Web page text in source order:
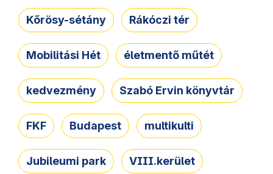
Kőrösy-sétány Rákóczi tér
Mobilitási Hét életmentő műtét
kedvezmény Szabó Ervin könyvtár
FKF Budapest multikulti
Jubileumi park VIII.kerület